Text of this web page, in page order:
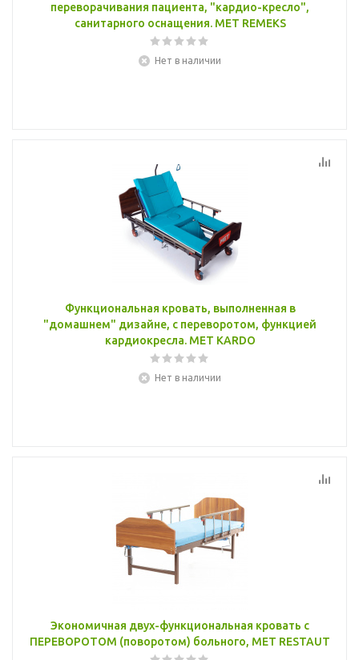
переворачивания пациента, "кардио-кресло",
санитарного оснащения. MET REMEKS
Нет в наличии
Функциональная кровать, выполненная в
"домашнем" дизайне, с переворотом, функцией
кардиокресла. MET KARDO
Нет в наличии
Экономичная двух-функциональная кровать с
ПЕРЕВОРОТОМ (поворотом) больного, MET RESTAUT